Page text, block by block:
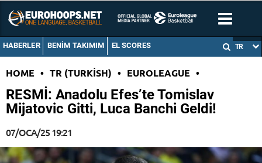
HABERLER BENIM TAKIMIM EL SCORES TR
HOME • TR (TURKISH) • EUROLEAGUE •
RESMİ: Anadolu Efes’te Tomislav
Mijatovic Gitti, Luca Banchi Geldi!
07/OCA/25 19:21